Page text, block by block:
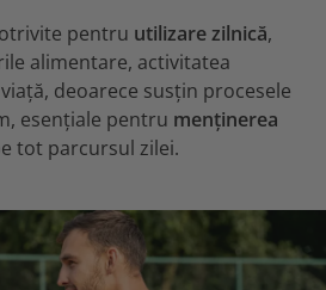
pentru utilizare zilnică,
alimentare, activitatea
deoarece susțin procesele
esențiale pentru menținerea
tot parcursul zilei.